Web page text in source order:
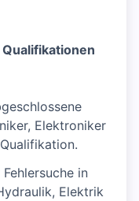
Elektroniker
in
Elektrik